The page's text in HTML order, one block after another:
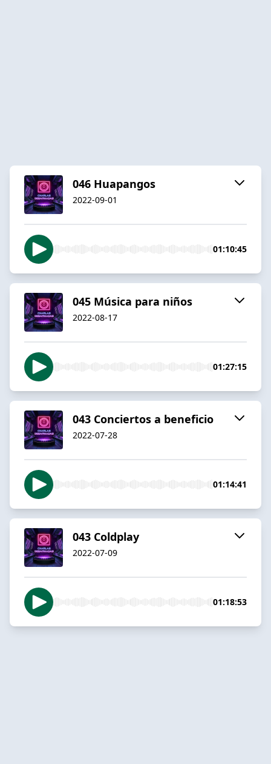
046 Huapangos
2022-09-01
01:10:45
045 Música para niños
2022-08-17
01:27:15
043 Conciertos a beneficio
2022-07-28
01:14:41
043 Coldplay
2022-07-09
01:18:53